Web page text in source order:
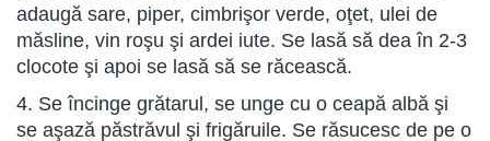
adaugă sare, piper, cimbrişor verde, oţet, ulei de
măsline, vin roşu şi ardei iute. Se lasă să dea în 2-3
clocote şi apoi se lasă să se răcească.
4. Se încinge grătarul, se unge cu o ceapă albă şi
se aşază păstrăvul şi frigăruile. Se răsucesc de pe o